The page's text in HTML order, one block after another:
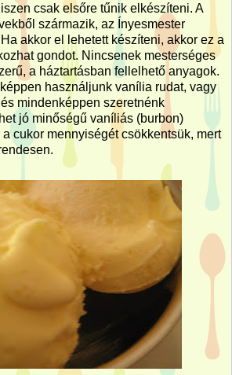
csak elsőre tűnik elkészíteni. A
származik, az Ínyesmester
akkor el lehetett készíteni, akkor ez a
gondot. Nincsenek mesterséges
a háztartásban fellelhető anyagok.
használjunk vanília rudat, vagy
mindenképpen szeretnénk
jó minőségű vaníliás (burbon)
cukor mennyiségét csökkentsük, mert